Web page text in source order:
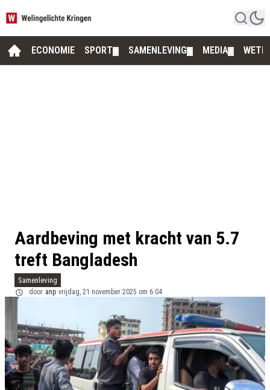
ECONOMIE SPORT SAMENLEVING MEDIA
Aardbeving met kracht van 5.7
treft Bangladesh
Samenleving
door anp vrijdag, 21 november 2025 om 6:04